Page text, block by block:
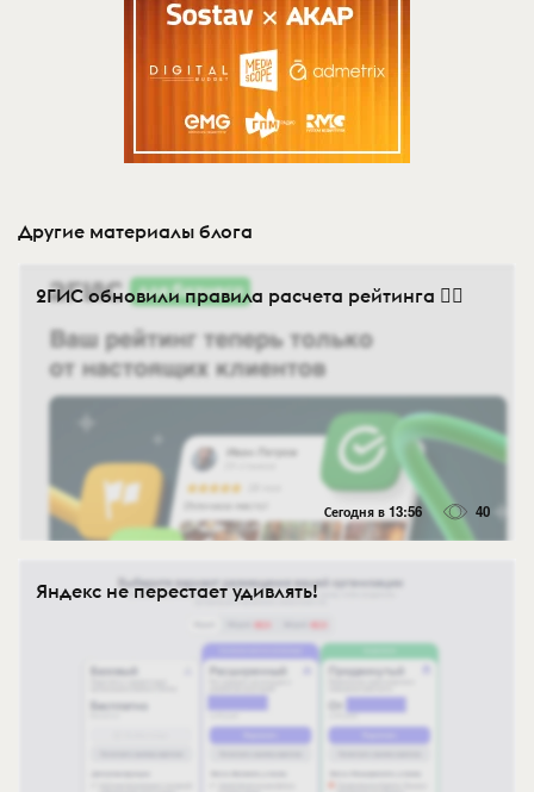
Другие материалы блога
2ГИС обновили правила расчета рейтинга 👍🏻
Сегодня в 13:56 40
Яндекс не перестает удивлять!